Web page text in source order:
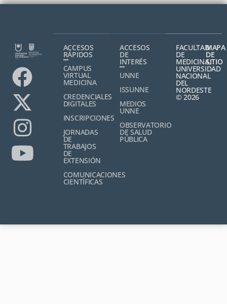
ACCESOS
RÁPIDOS
CAMPUS
VIRTUAL
MEDICINA
CREDENCIALES
DIGITALES
INSCRIPCIONES
JORNADAS
DE
TRABAJOS
DE
EXTENSIÓN
COMUNICACIONES
CIENTÍFICAS
ACCESOS
DE
INTERÉS
UNNE
ISSUNNE
MEDIOS
UNNE
OBSERVATORIO
DE SALUD
PÚBLICA
FACULTAD
DE
MEDICINA,
UNIVERSIDAD
NACIONAL
DEL
NORDESTE
© 2026
MAPA
DE
SITIO